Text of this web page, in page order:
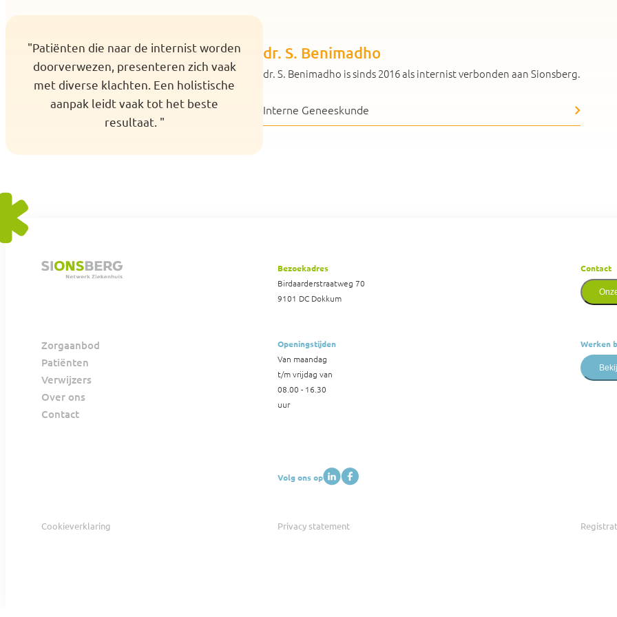
"Patiënten die naar de internist worden
doorverwezen, presenteren zich vaak
met diverse klachten. Een holistische
aanpak leidt vaak tot het beste
resultaat. "
dr. S. Benimadho
dr. S. Benimadho is sinds 2016 als internist verbonden aan Sionsberg.
Interne Geneeskunde
Bezoekadres
Birdaarderstraatweg 70
9101 DC Dokkum
Contact
Openingstijden
Van maandag
t/m vrijdag van
08.00 - 16.30
uur
Werken
Volg ons op
Zorgaanbod
Patiënten
Verwijzers
Over ons
Contact
Cookieverklaring Privacy statement